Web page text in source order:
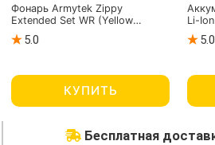
Фонарь Armytek Zippy
Extended Set WR (Yellow
Amber)
5.0
КУПИТЬ
Li-
5.0
Бесплатная